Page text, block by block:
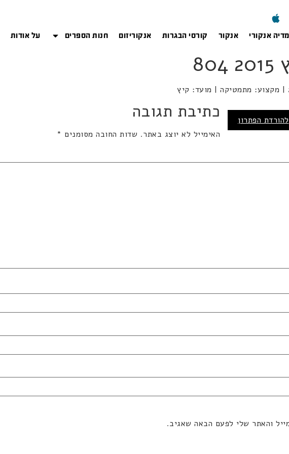
מדיה אנקורי אנקור קורסי הבגרות אנקוריזום חנות הספרים על אודות
להורדת הפתרון כתיבת תגובה
האימייל לא יוצג באתר. שדות החובה מסומנים *
והאתר שלי לפעם הבאה שאגיב.